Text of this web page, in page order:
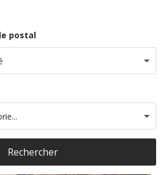
postal
Rechercher